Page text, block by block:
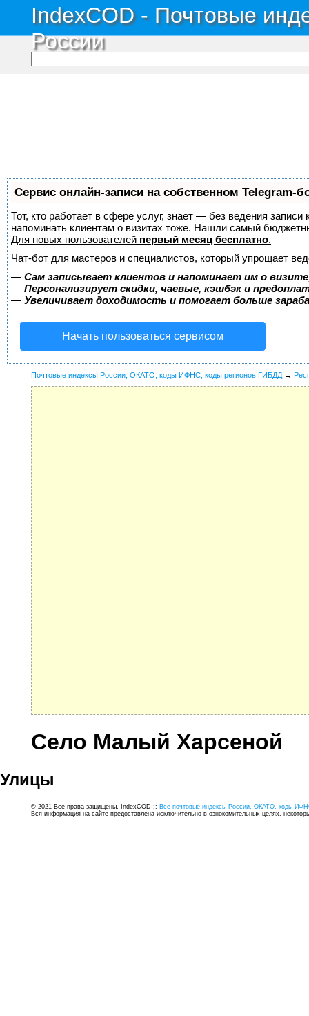
IndexCOD - Почтовые
России
Сервис онлайн-записи на собственном Telegram-
Тот, кто работает в сфере услуг, знает — без ведения
напоминать клиентам о визитах тоже. Нашли самый
Для новых пользователей первый месяц бесплатно.
Чат-бот для мастеров и специалистов, который упрощает
— Сам записывает клиентов и напоминает им о
— Персонализирует скидки, чаевые, кэшбэк и
— Увеличивает доходимость и помогает больше
Начать пользоваться сервисом
Почтовые индексы России, ОКАТО, коды ИФНС, коды регионов ГИБДД →
Село Малый Харсеной
Улицы
© 2021 Все права защищены. IndexCOD :: Все почтовые индексы России, ОКАТО, коды
Вся информация на сайте предоставлена исключительно в ознокомительных целях,